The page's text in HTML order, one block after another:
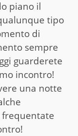
piano il
tipo
di
sempre
guarderete
incontro!
una notte
frequentate